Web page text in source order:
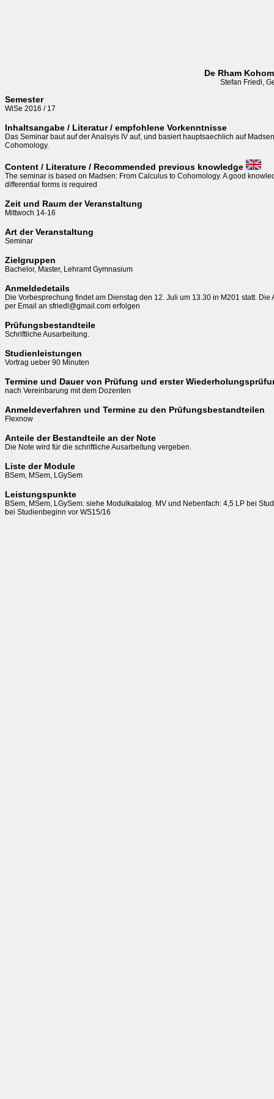
De Rham
Stefan Friedl,
Semester
WiSe 2016 / 17
Inhaltsangabe / Literatur / empfohlene Vorkenntnisse
Das Seminar baut auf der Analsyis IV auf, und basiert hauptsaechlich auf
Cohomology.
Content / Literature / Recommended previous knowledge
The seminar is based on Madsen: From Calculus to Cohomology. A good
differential forms is required
Zeit und Raum der Veranstaltung
Mittwoch 14-16
Art der Veranstaltung
Seminar
Zielgruppen
Bachelor, Master, Lehramt Gymnasium
Anmeldedetails
Die Vorbesprechung findet am Dienstag den 12. Juli um 13.30 in M201 statt. Die
per Email an sfriedl@gmail.com erfolgen
Prüfungsbestandteile
Schriftliche Ausarbeitung.
Studienleistungen
Vortrag ueber 90 Minuten
Termine und Dauer von Prüfung und erster
nach Vereinbarung mit dem Dozenten
Anmeldeverfahren und Termine zu den Prüfungsbestandteilen
Flexnow
Anteile der Bestandteile an der Note
Die Note wird für die schriftliche Ausarbeitung vergeben.
Liste der Module
BSem, MSem, LGySem
Leistungspunkte
BSem, MSem, LGySem: siehe Modulkatalog. MV und Nebenfach: 4,5 LP bei
bei Studienbeginn vor WS15/16